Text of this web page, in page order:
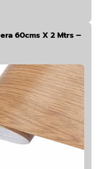
60cms X 2 Mtrs –